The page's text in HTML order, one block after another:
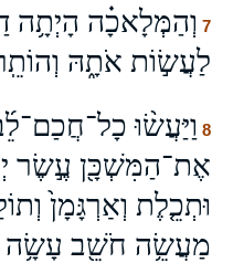
7 וְהַמְּלָאכָ֗ה הָיְתָ֥ה
לַעֲשׂ֣וֹת אֹתָ֑הּ
8 וַיַּעֲשׂ֨וּ
אֶת־הַמִּשְׁכָּ֖ן עֶ֣שֶׂר
וּתְכֵ֤לֶת וְאַרְגָּמָן֙
מַעֲשֵׂ֥ה חֹשֵׁ֖ב עָשָׂ֥ה